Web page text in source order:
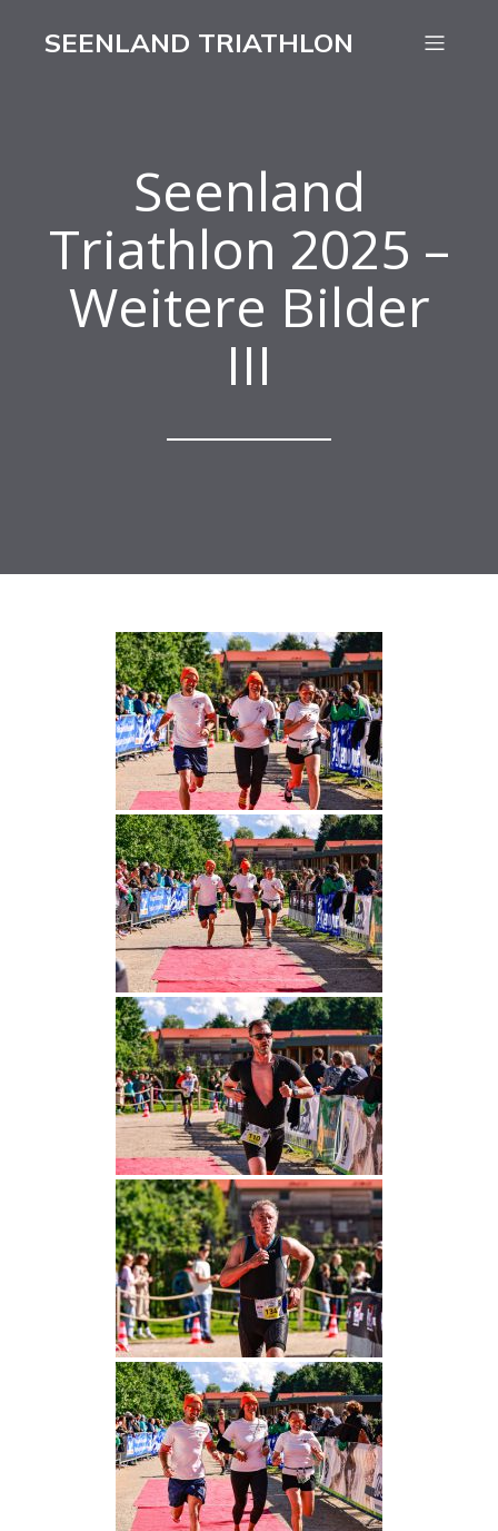
SEENLAND TRIATHLON
Seenland
Triathlon 2025 –
Weitere Bilder
III